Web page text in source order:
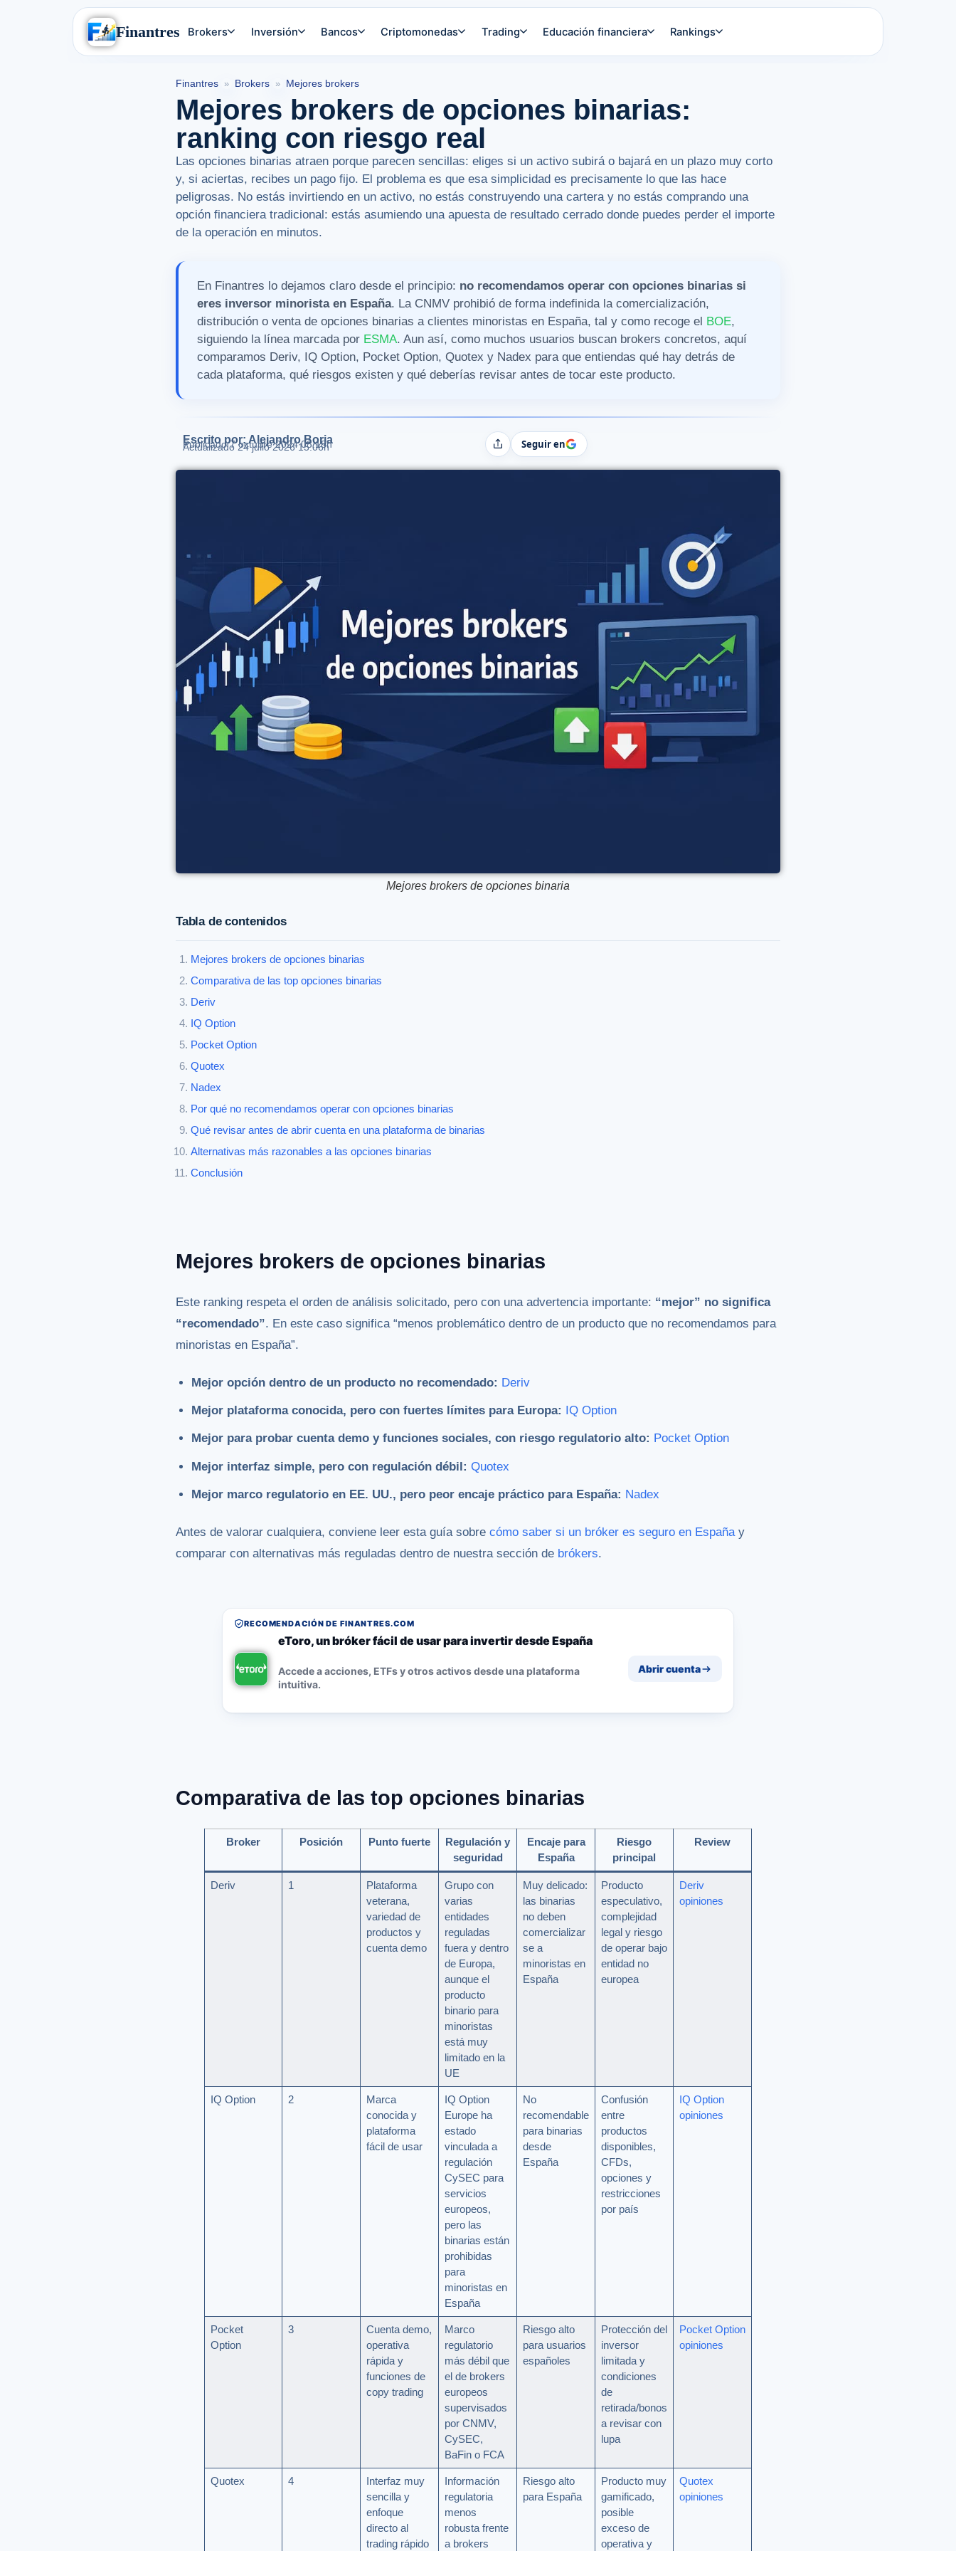
Finantres Brokers Inversión Bancos Criptomonedas Trading Educación financiera Rankings
Finantres » Brokers » Mejores brokers
Mejores brokers de opciones binarias:
ranking con riesgo real
Las opciones binarias atraen porque parecen sencillas: eliges si un activo subirá o bajará en un plazo muy corto
y, si aciertas, recibes un pago fijo. El problema es que esa simplicidad es precisamente lo que las hace
peligrosas. No estás invirtiendo en un activo, no estás construyendo una cartera y no estás comprando una
opción financiera tradicional: estás asumiendo una apuesta de resultado cerrado donde puedes perder el importe
de la operación en minutos.
En Finantres lo dejamos claro desde el principio: no recomendamos operar con opciones binarias si
eres inversor minorista en España. La CNMV prohibió de forma indefinida la comercialización,
distribución o venta de opciones binarias a clientes minoristas en España, tal y como recoge el
BOE,
siguiendo la línea marcada por ESMA. Aun así, como muchos usuarios buscan brokers concretos, aquí
comparamos Deriv, IQ Option, Pocket Option, Quotex y Nadex para que entiendas qué hay detrás de
cada plataforma, qué riesgos existen y qué deberías revisar antes de tocar este producto.
Escrito por: Alejandro Borja
Publicado 7 octubre 2024 08:18h
Actualizado 24 julio 2026 15:06h CompartirSeguir en
Mejores brokers de opciones binaria
Tabla de contenidos
Mejores brokers de opciones binarias
Comparativa de las top opciones binarias
Deriv
IQ Option
Pocket Option
Quotex
Nadex
Por qué no recomendamos operar con opciones binarias
Qué revisar antes de abrir cuenta en una plataforma de binarias
Alternativas más razonables a las opciones binarias
Conclusión
Mejores brokers de opciones binarias
Este ranking respeta el orden de análisis solicitado, pero con una advertencia importante: “mejor” no significa
“recomendado”. En este caso significa “menos problemático dentro de un producto que no recomendamos para
minoristas en España”.
Mejor opción dentro de un producto no recomendado: Deriv
Mejor plataforma conocida, pero con fuertes límites para Europa: IQ Option
Mejor para probar cuenta demo y funciones sociales, con riesgo regulatorio alto: Pocket Option
Mejor interfaz simple, pero con regulación débil: Quotex
Mejor marco regulatorio en EE. UU., pero peor encaje práctico para España: Nadex
Antes de valorar cualquiera, conviene leer esta guía sobre cómo saber si un bróker es seguro en Españay
comparar con alternativas más reguladas dentro de nuestra sección de brókers.
RECOMENDACIÓN DE FINANTRES.COM
eToro, un bróker fácil de usar para invertir desde España
Accede a acciones, ETFs y otros activos desde una plataforma
intuitiva.
Abrir cuenta
Comparativa de las top opciones binarias
Broker Posición Punto fuerte
Regulación y
seguridad
Encaje para
España
Riesgo
principal
Review
Deriv 1
Plataforma
veterana,
variedad de
productos y
cuenta demo
Grupo con
varias
entidades
reguladas
fuera y dentro
de Europa,
aunque el
producto
binario para
minoristas
está muy
limitado en la
UE
Muy delicado:
las binarias
no deben
comercializar
se a
minoristas en
España
Producto
especulativo,
complejidad
legal y riesgo
de operar bajo
entidad no
europea
Deriv
opiniones
IQ Option 2
Marca
conocida y
plataforma
fácil de usar
IQ Option
Europe ha
estado
vinculada a
regulación
CySEC para
servicios
europeos,
pero las
binarias están
prohibidas
para
minoristas en
España
No
recomendable
para binarias
desde
España
Confusión
entre
productos
disponibles,
CFDs,
opciones y
restricciones
por país
IQ Option
opiniones
Pocket
Option
3
Cuenta demo,
operativa
rápida y
funciones de
copy trading
Marco
regulatorio
más débil que
el de brokers
europeos
supervisados
por CNMV,
CySEC,
BaFin o FCA
Riesgo alto
para usuarios
españoles
Protección del
inversor
limitada y
condiciones
de
retirada/bonos
a revisar con
lupa
Pocket Option
opiniones
Quotex 4
Interfaz muy
sencilla y
enfoque
directo al
trading rápido
Información
regulatoria
menos
robusta frente
a brokers
Riesgo alto
para España
Producto muy
gamificado,
posible
exceso de
operativa y
Quotex
opiniones